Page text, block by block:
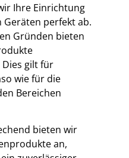
Ihre Einrichtung
perfekt ab.
Gründen bieten
gilt für
wie für die
Bereichen
bieten wir
an,